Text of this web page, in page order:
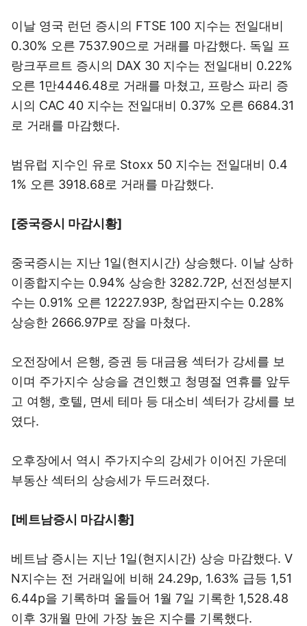
이날 영국 런던 증시의 FTSE 100 지수는 전일대비
0.30% 오른 7537.90으로 거래를 마감했다. 독일 프
랑크푸르트 증시의 DAX 30 지수는 전일대비 0.22%
오른 1만4446.48로 거래를 마쳤고, 프랑스 파리 증
시의 CAC 40 지수는 전일대비 0.37% 오른 6684.31
로 거래를 마감했다.
범유럽 지수인 유로 Stoxx 50 지수는 전일대비 0.4
1% 오른 3918.68로 거래를 마감했다.
[중국증시 마감시황]
중국증시는 지난 1일(현지시간) 상승했다. 이날 상하
이종합지수는 0.94% 상승한 3282.72P, 선전성분지
수는 0.91% 오른 12227.93P, 창업판지수는 0.28%
상승한 2666.97P로 장을 마쳤다.
오전장에서 은행, 증권 등 대금융 섹터가 강세를 보
이며 주가지수 상승을 견인했고 청명절 연휴를 앞두
고 여행, 호텔, 면세 테마 등 대소비 섹터가 강세를 보
였다.
오후장에서 역시 주가지수의 강세가 이어진 가운데
부동산 섹터의 상승세가 두드러졌다.
[베트남증시 마감시황]
베트남 증시는 지난 1일(현지시간) 상승 마감했다. V
N지수는 전 거래일에 비해 24.29p, 1.63% 급등 1,51
6.44p을 기록하며 올들어 1월 7일 기록한 1,528.48
이후 3개월 만에 가장 높은 지수를 기록했다.